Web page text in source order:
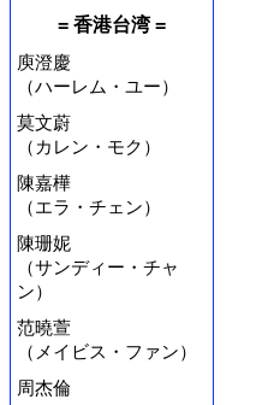
= 香港台湾 =
庾澄慶
（ハーレム・ユー）
莫文蔚
（カレン・モク）
陳嘉樺
（エラ・チェン）
陳珊妮
（サンディー・チャ
ン）
范曉萱
（メイビス・ファン）
周杰倫